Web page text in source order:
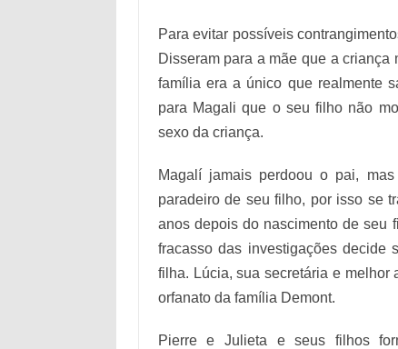
Para evitar possíveis
Disseram para a mãe que a criança
família era a único que realmente
para Magali que o seu filho não
sexo da criança.
Magalí jamais perdoou o pai,
paradeiro de seu filho, por isso se
anos depois do nascimento de seu
fracasso das investigações decide
filha. Lúcia, sua secretária e melhor
orfanato da família Demont.
Pierre e Julieta e seus filhos